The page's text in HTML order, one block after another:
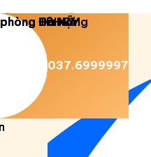
Luật Dương Gia